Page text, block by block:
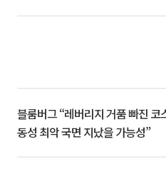
블룸버그 “레버리지 거품 빠진 코
동성 최악 국면 지났을 가능성”